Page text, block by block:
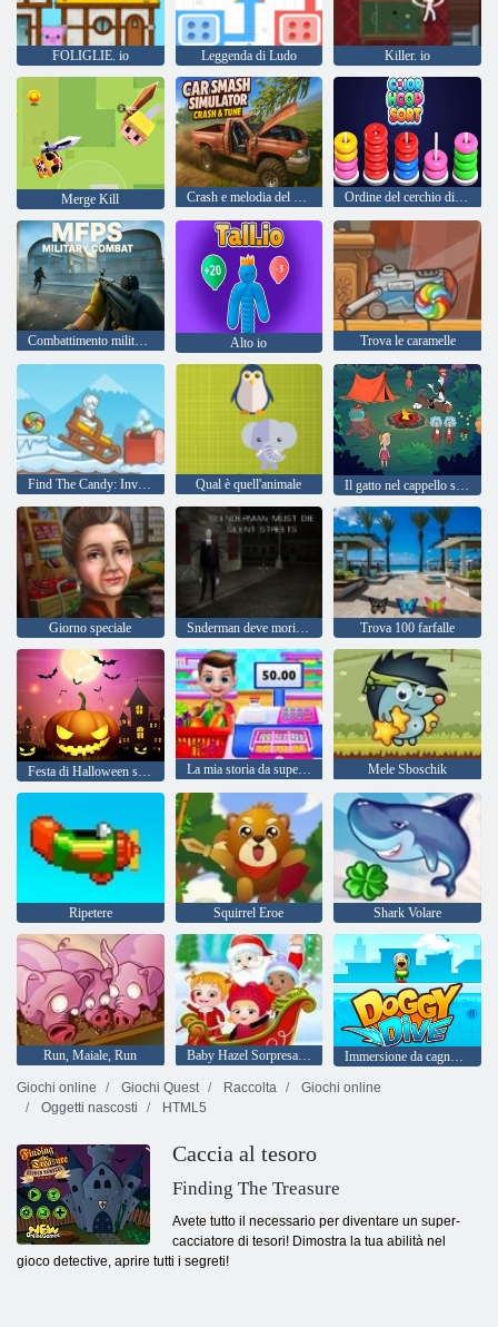
FOLIGLIE. io Leggenda di Ludo Killer. io
Merge Kill Crash e melodia del simulatore di macchine per auto Ordine del cerchio di colore
Combattimento militare MFPS Alto io Trova le caramelle
Find The Candy: Inverno Qual è quell'animale Il gatto nel cappello sa molto su quella! tempo di camp
Giorno speciale Snderman deve morire: strade silenziose Trova 100 farfalle
La mia storia da supermercato Mele Sboschik
Ripetere Squirrel Eroe Shark Volare
Run, Maiale, Run Baby Hazel Sorpresa di Natale
Immersione da cagnolino
Giochi online
Giochi Quest Raccolta
Giochi online
Oggetti nascosti
HTML5
Caccia al tesoro
Finding The Treasure
Avete tutto il necessario per diventare un super-
cacciatore di tesori! Dimostra la tua abilità nel
gioco detective, aprire tutti i segreti!